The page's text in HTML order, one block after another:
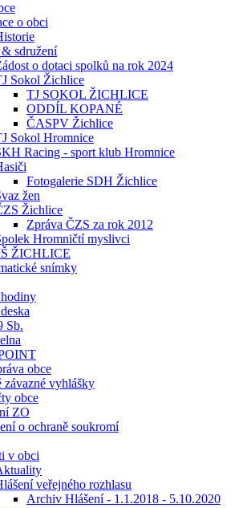
o obci
sdružení
o dotaci spolků na rok 2024
Sokol Žichlice
TJ SOKOL ŽICHLICE
ODDÍL KOPANÉ
ČASPV Žichlice
Sokol Hromnice
Racing - sport klub Hromnice
Fotogalerie SDH Žichlice
žen
Žichlice
Zpráva ČZS za rok 2012
Hromničtí myslivci
ŽICHLICE
snímky
Sb.
obce
závazné vyhlášky
obce
ZO
o ochraně soukromí
v obci
veřejného rozhlasu
Archiv Hlášení - 1.1.2018 - 5.10.2020